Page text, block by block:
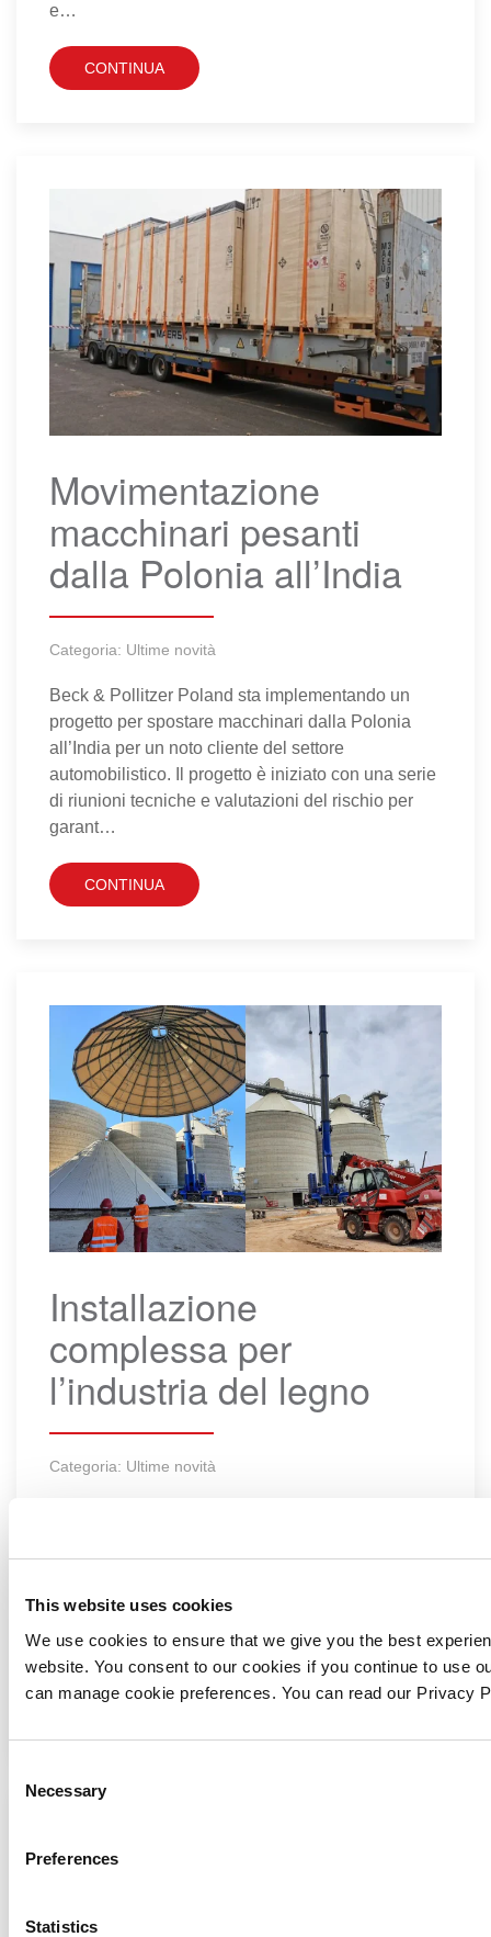
This website uses cookies
We use cookies to ensure that we give you the best
website. You consent to our cookies if you continue to use
can manage cookie preferences. You can read our Privacy
Selection
Necessary
Preferences
Statistics
e…
CONTINUA
Movimentazione
macchinari pesanti
dalla Polonia all’India
Categoria: Ultime novità
Beck & Pollitzer Poland sta implementando un
progetto per spostare macchinari dalla Polonia
all’India per un noto cliente del settore
automobilistico. Il progetto è iniziato con una serie
di riunioni tecniche e valutazioni del rischio per
garant…
CONTINUA
Installazione
complessa per
l’industria del legno
Categoria: Ultime novità
completato un progetto su larga scala per un
Il complesso progetto di montaggio industriale è
inizi…
CONTINUA